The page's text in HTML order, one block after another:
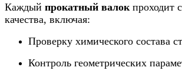
Каждый прокатный валок проходит
качества, включая:
Проверку химического состава
Контроль геометрических